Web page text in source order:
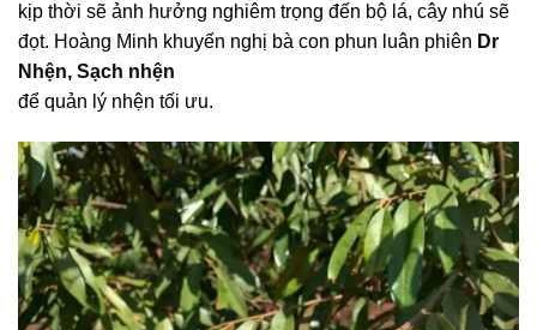
kịp thời sẽ ảnh hưởng nghiêm trọng đến bộ lá, cây nhú sẽ
đọt. Hoàng Minh khuyến nghị bà con phun luân phiên Dr
Nhện, Sạch nhện
để quản lý nhện tối ưu.